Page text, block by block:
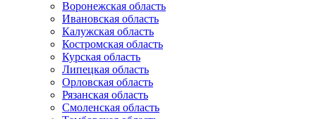
Воронежская область
Ивановская область
Калужская область
Костромская область
Курская область
Липецкая область
Орловская область
Рязанская область
Смоленская область